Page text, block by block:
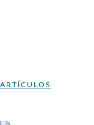
ARTÍCULOS